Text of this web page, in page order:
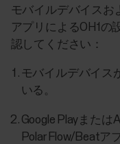
モバイルデバイスお
アプリによるOH1の
認してください：
モバイルデバイス
いる。
Google Playまたは
Polar Flow/Beatア